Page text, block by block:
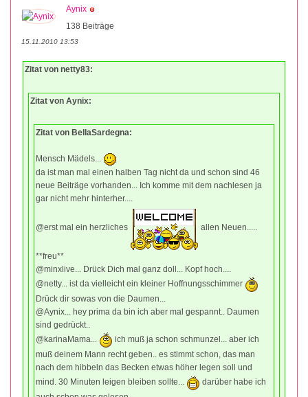
Aynix
138 Beiträge
15.11.2010 13:53
Zitat von netty83:
Zitat von Aynix:
Zitat von BellaSardegna:
Mensch Mädels...
da ist man mal einen halben Tag nicht da und schon sind 46
neue Beiträge vorhanden... Ich komme mit dem nachlesen ja
gar nicht mehr hinterher....
@erst mal ein herzliches allen Neuen.....
**freu**
@minxlive... Drück Dich mal ganz doll... Kopf hoch....
@netty... ist da vielleicht ein kleiner Hoffnungsschimmer
Drück dir sowas von die Daumen...
@Aynix... hey prima da bin ich aber mal gespannt.. Daumen
sind gedrückt..
@karinaMama...
ich muß ja schon schmunzel... aber ich
muß deinem Mann recht geben.. es stimmt schon, das man
nach dem hibbeln das Becken etwas höher legen soll und
mind. 30 Minuten leigen bleiben sollte...
darüber habe ich